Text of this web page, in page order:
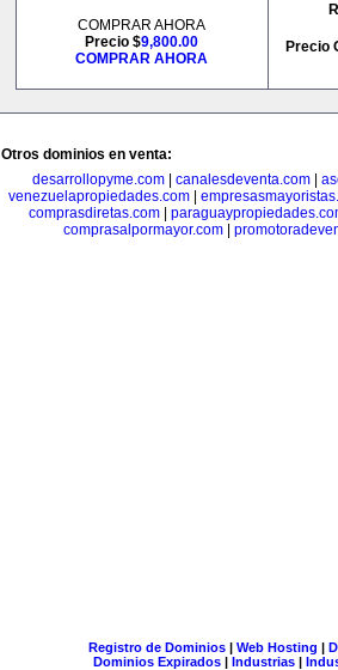
COMPRAR AHORA
Precio $9,800.00
COMPRAR AHORA
Precio
Otros dominios en venta:
desarrollopyme.com| canalesdeventa.com|
venezuelapropiedades.com|
comprasdiretas.com
comprasalpormayor.com|
Registro de Dominios| Web Hosting |
Dominios Expirados | Industrias |